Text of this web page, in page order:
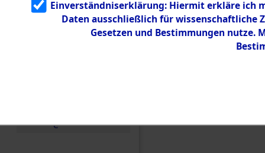
g
5.3.3
Todesmärsch
e
Einverständniserklärung: Hiermit erkläre ich
Daten ausschließlich für wissenschaftliche
Gesetzen und Bestimmungen nutze.